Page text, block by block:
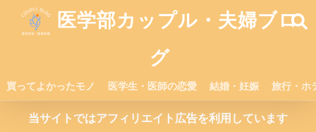
医学部カップル・夫婦ブロ
グ
買ってよかったモノ 医学生・医師の恋愛 結婚・妊娠 旅行・ホ
当サイトではアフィリエイト広告を利用しています